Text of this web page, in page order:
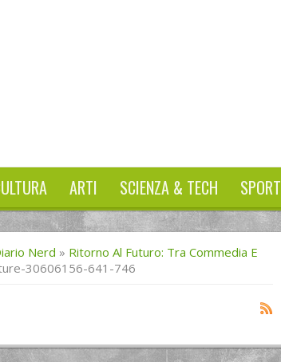
ARTI SCIENZA & TECH SPORT
Nerd » Ritorno Al Futuro: Tra Commedia E
30606156-641-746